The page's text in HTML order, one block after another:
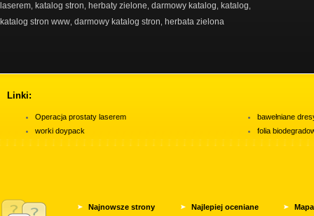
laserem katalog stron herbaty zielone darmowy katalog katalog
katalog stron www darmowy katalog stron herbata zielona
Linki:
Operacja prostaty laserem
worki doypack
bawełniane
folia
Najnowsze strony Najlepiej oceniane